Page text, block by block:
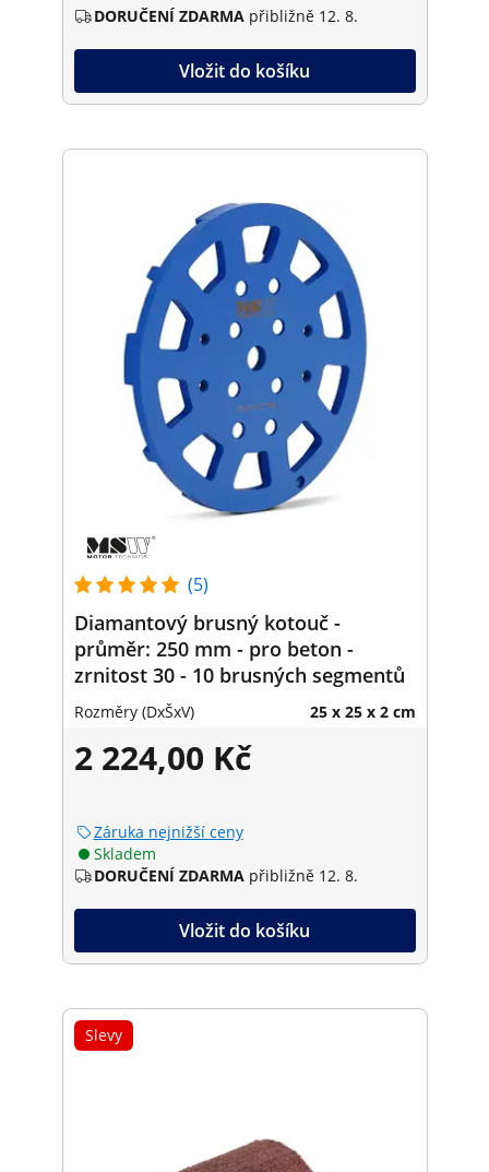
DORUČENÍ ZDARMA přibližně 12. 8.
Vložit do košíku
(5)
Diamantový brusný kotouč -
průměr: 250 mm - pro beton -
zrnitost 30 - 10 brusných segmentů
Rozměry (DxŠxV) 25 x 25 x 2 cm
2 224,00 Kč
Záruka nejnižší ceny
Skladem
DORUČENÍ ZDARMA přibližně 12. 8.
Vložit do košíku
Slevy